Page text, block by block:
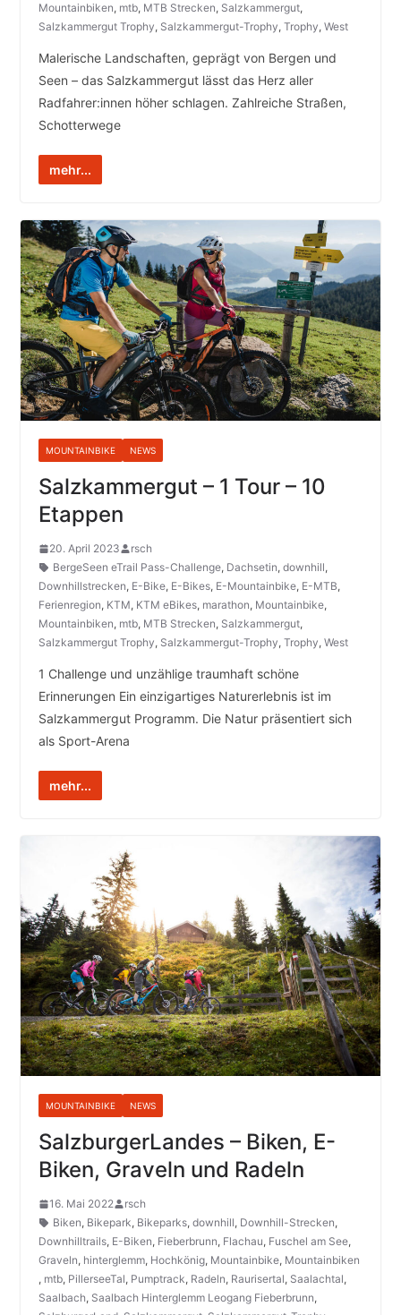
Mountainbiken, mtb, MTB Strecken, Salzkammergut,
Salzkammergut Trophy, Salzkammergut-Trophy, Trophy, West
Malerische Landschaften, geprägt von Bergen und
Seen – das Salzkammergut lässt das Herz aller
Radfahrer:innen höher schlagen. Zahlreiche Straßen,
Schotterwege
mehr...
MOUNTAINBIKE NEWS
Salzkammergut – 1 Tour – 10
Etappen
20. April 2023
rsch
BergeSeen eTrail Pass-Challenge, Dachsetin, downhill,
Downhillstrecken, E-Bike, E-Bikes, E-Mountainbike, E-MTB,
Ferienregion, KTM, KTM eBikes, marathon, Mountainbike,
Mountainbiken, mtb, MTB Strecken, Salzkammergut,
Salzkammergut Trophy, Salzkammergut-Trophy, Trophy, West
1 Challenge und unzählige traumhaft schöne
Erinnerungen Ein einzigartiges Naturerlebnis ist im
Salzkammergut Programm. Die Natur präsentiert sich
als Sport-Arena
mehr...
MOUNTAINBIKE NEWS
SalzburgerLandes – Biken, E-
Biken, Graveln und Radeln
16. Mai 2022
rsch
Biken, Bikepark, Bikeparks, downhill, Downhill-Strecken,
Downhilltrails, E-Biken, Fieberbrunn, Flachau, Fuschel am See,
Graveln, hinterglemm, Hochkönig, Mountainbike, Mountainbiken
, mtb, PillerseeTal, Pumptrack, Radeln, Raurisertal, Saalachtal,
Saalbach, Saalbach Hinterglemm Leogang Fieberbrunn,